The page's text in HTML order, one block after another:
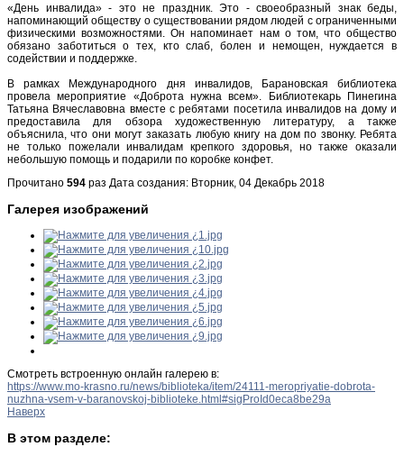
«День инвалида» - это не праздник. Это - своеобразный знак беды,
напоминающий обществу о существовании рядом людей с ограниченными
физическими возможностями. Он напоминает нам о том, что общество
обязано заботиться о тех, кто слаб, болен и немощен, нуждается в
содействии и поддержке.
В рамках Международного дня инвалидов, Барановская библиотека
провела мероприятие «Доброта нужна всем». Библиотекарь Пинегина
Татьяна Вячеславовна вместе с ребятами посетила инвалидов на дому и
предоставила для обзора художественную литературу, а также
объяснила, что они могут заказать любую книгу на дом по звонку. Ребята
не только пожелали инвалидам крепкого здоровья, но также оказали
небольшую помощь и подарили по коробке конфет.
Прочитано 594 раз Дата создания: Вторник, 04 Декабрь 2018
Галерея изображений
Смотреть встроенную онлайн галерею в:
https://www.mo-krasno.ru/news/biblioteka/item/24111-meropriyatie-dobrota-
nuzhna-vsem-v-baranovskoj-biblioteke.html#sigProId0eca8be29a
Наверх
В этом разделе: